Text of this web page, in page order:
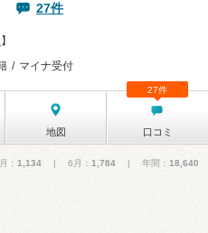
27件
】
マイナ受付
地図 口コミ
27件
： 1,134 | 6月： 1,784 | 年間： 18,640